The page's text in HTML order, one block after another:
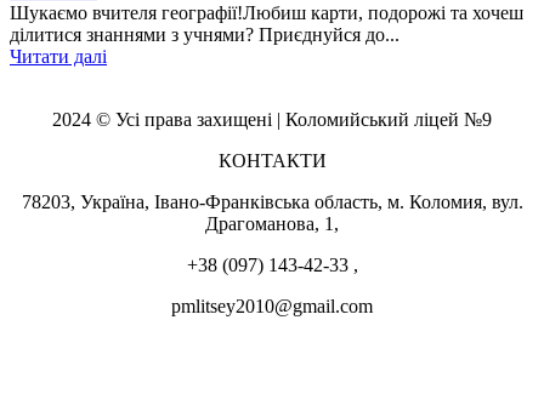
Шукаємо вчителя географії!Любиш карти, подорожі та хочеш
ділитися знаннями з учнями? Приєднуйся до...
Читати далі
2024 © Усі права захищені | Коломийський ліцей №9
КОНТАКТИ
78203, Україна, Івано-Франківська область, м. Коломия, вул.
Драгоманова, 1,
+38 (097) 143-42-33 ,
pmlitsey2010@gmail.com